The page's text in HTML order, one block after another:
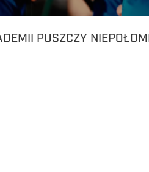
PUSZCZY